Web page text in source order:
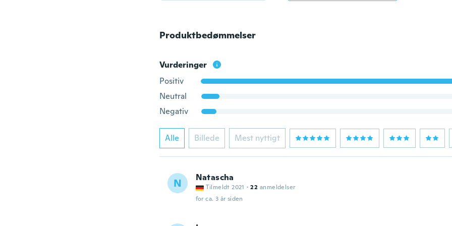
Produktbedømmelser
Vurderinger
Positiv
Neutral
Negativ
Alle Billede Mest nyttigt
N Natascha
Tilmeldt 2021 · 22 anmeldelser
for ca. 3 år siden